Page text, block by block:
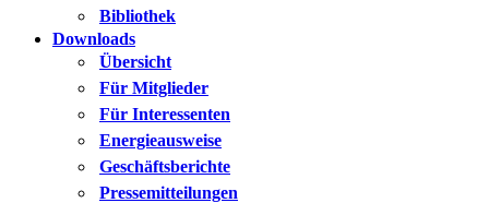
Bibliothek
Downloads
Übersicht
Für Mitglieder
Für Interessenten
Energieausweise
Geschäftsberichte
Pressemitteilungen